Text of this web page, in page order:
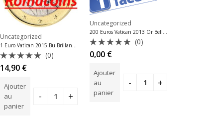
Uncategorized
1 Euro Vatican 2015 Bu Brillant Universel
Note
0
5
(0)
14,90 €
Ajouter
au
panier
Uncategorized
Note
0
5
(0)
0,00 €
Ajouter
au
panier